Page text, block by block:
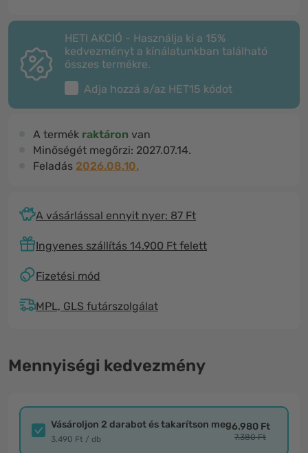
HETI AKCIÓ - Használja ki a 15%
kedvezményt a kínálatunkban található
összes termékre.
Adja hozzá a/az HET15 kódot
A termék raktáron van
Minőségét megőrzi: 2027.07.14.
Feladás 2026.08.10.
A vásárlással ennyit nyer: 87 Ft
Ingyenes szállítás 14.900 Ft felett
Fizetési mód
MPL, GLS futárszolgálat
Mennyiségi kedvezmény
Vásároljon 2 darabot és takarítson meg
3.490 Ft / db
6.980 Ft
7.380 Ft